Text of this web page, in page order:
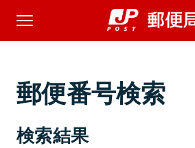
郵便番号検索
検索結果